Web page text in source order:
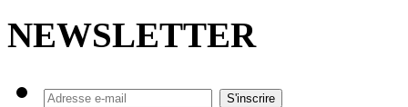
NEWSLETTER